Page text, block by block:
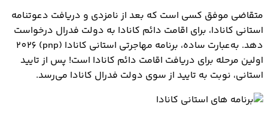
متقاضی موفق کسی است که بعد از نامزدی و دریافت دعوتنامه
استانی کانادا، برای اقامت دائم کانادا به دولت فدرال درخواست
دهد. به‌عبارت ساده، برنامه مهاجرتی استانی کانادا (pnp) 2026
اولین مرحله برای دریافت اقامت دائم کانادا است! پس از تایید
استانی، نوبت به تایید از سوی دولت فدرال کانادا می‌رسد.